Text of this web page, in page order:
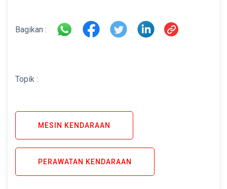
Bagikan :
Topik :
MESIN KENDARAAN
PERAWATAN KENDARAAN